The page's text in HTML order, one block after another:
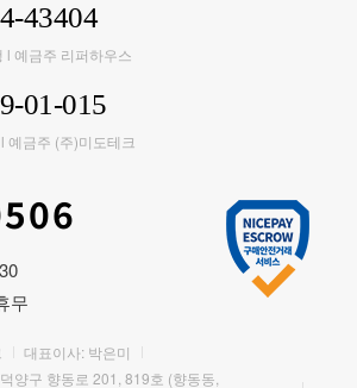
43404
l 예금주 리퍼하우스
01-015
예금주 (주)미도테크
무
대표이사: 박은미
양구 향동로 201, 819호 (향동동,